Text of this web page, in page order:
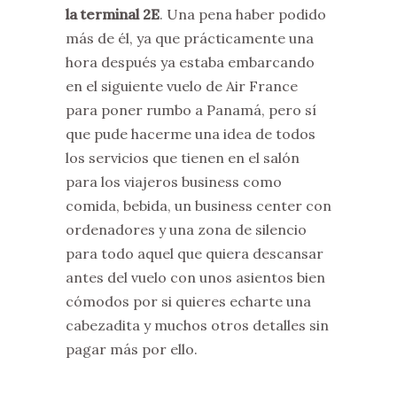
la terminal 2E. Una pena haber podido
más de él, ya que prácticamente una
hora después ya estaba embarcando
en el siguiente vuelo de Air France
para poner rumbo a Panamá, pero sí
que pude hacerme una idea de todos
los servicios que tienen en el salón
para los viajeros business como
comida, bebida, un business center con
ordenadores y una zona de silencio
para todo aquel que quiera descansar
antes del vuelo con unos asientos bien
cómodos por si quieres echarte una
cabezadita y muchos otros detalles sin
pagar más por ello.